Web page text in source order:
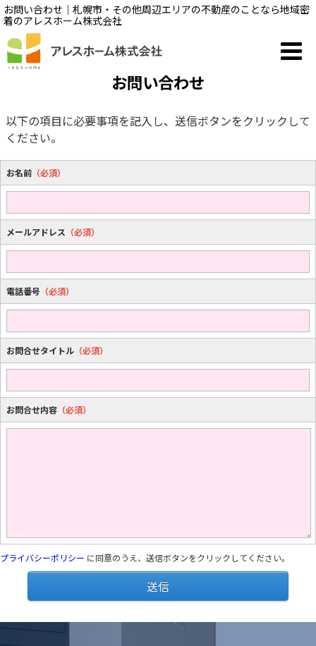
お問い合わせ｜札幌市・その他周辺エリアの不動産のことなら地域密
着のアレスホーム株式会社
お問い合わせ
以下の項目に必要事項を記入し、送信ボタンをクリックして
ください。
お名前 （必須）
メールアドレス （必須）
電話番号 （必須）
お問合せタイトル （必須）
お問合せ内容 （必須）
プライバシーポリシー に同意のうえ、送信ボタンをクリックしてください。
送信